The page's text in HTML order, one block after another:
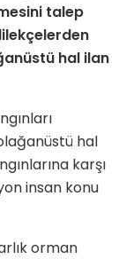
talep
hal ilan
hal
karşı
insan konu
orman